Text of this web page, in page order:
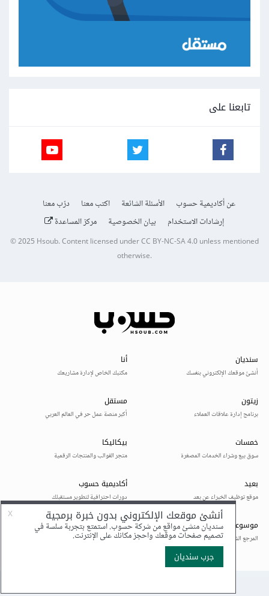
تابعنا على
عن أكاديمية حسوب الأسئلة الشائعة اكتب معنا
درّب معنا
إرشادات الاستخدام
بيان الخصوصية مركز المساعدة
© 2025Hsoub.Content licensed underCC BY-NC-SA 4.0unless mentioned
otherwise.